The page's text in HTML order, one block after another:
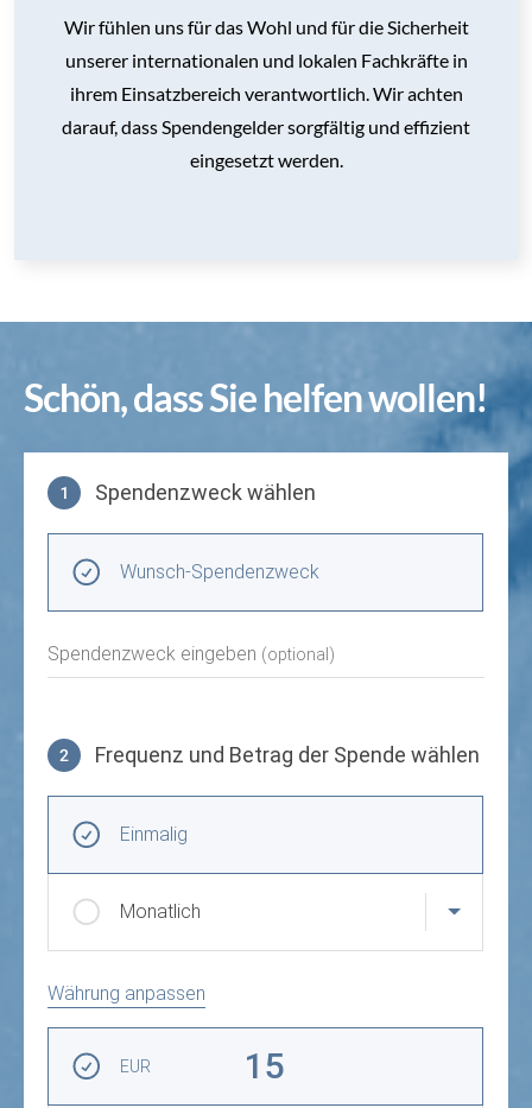
Wir fühlen uns für das Wohl und für die Sicherheit
unserer internationalen und lokalen Fachkräfte in
ihrem Einsatzbereich verantwortlich. Wir achten
darauf, dass Spendengelder sorgfältig und effizient
eingesetzt werden.
Schön, dass Sie helfen wollen!
1 Spendenzweck wählen
Wunsch-Spendenzweck
Spendenzweck eingeben (optional)
2 Frequenz und Betrag der Spende wählen
Einmalig
Monatlich
Währung anpassen
EUR 15